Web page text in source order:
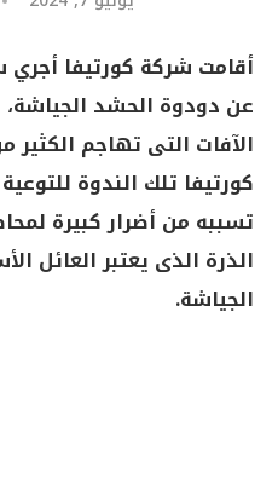
أقامت شركة كورتيفا
عن دودوة الحشد
الآفات التى تهاجم
كورتيفا تلك الندوة
تسببه من أضرار كبيرة
الذرة الذى يعتبر العائل
الجياشة.